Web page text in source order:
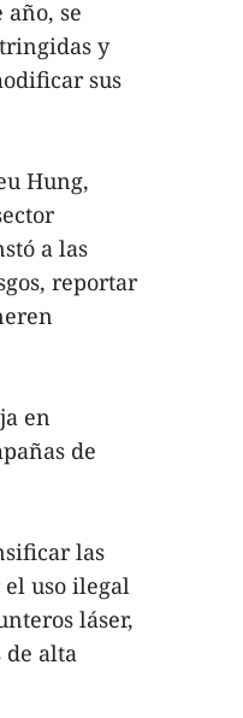
se
y
sus
Hung,
a las
reportar
en
de
las
uso ilegal
láser,
de alta